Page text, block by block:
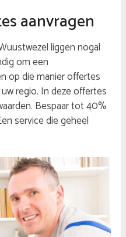
aanvragen
liggen nogal
om een
op die manier offertes
regio. In deze offertes
Bespaar tot 40%
service die geheel